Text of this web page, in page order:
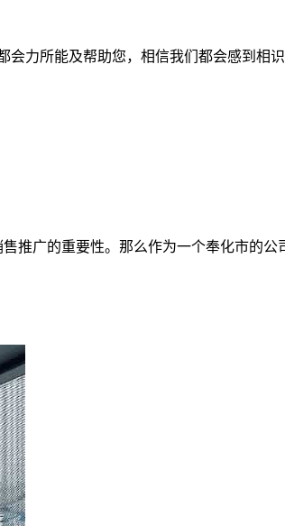
会力所能及帮助您，相信我们都会感到相
推广的重要性。那么作为一个奉化市的